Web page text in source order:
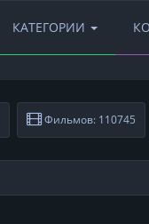
КАТЕГОРИИ
Фильмов: 110745